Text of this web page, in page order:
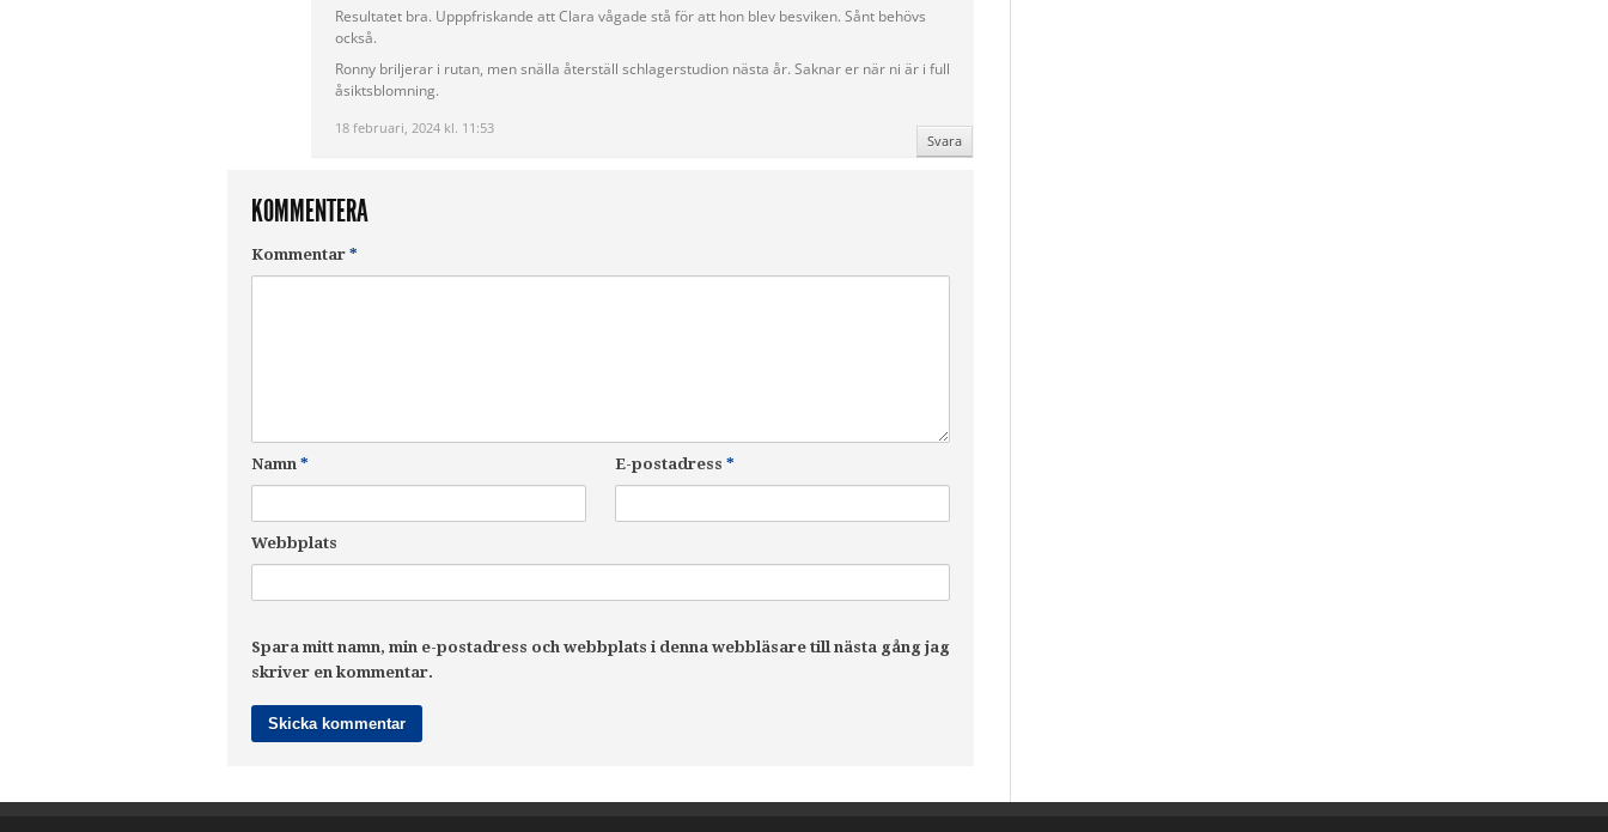
18 februari, 2024 kl. 11:53
Resultatet bra. Upppfriskande att Clara vågade stå för att hon blev besviken. Sånt behövs
också.
Ronny briljerar i rutan, men snälla återställ schlagerstudion nästa år. Saknar er när ni är i full
åsiktsblomning.
Svara
KOMMENTERA
Kommentar *
Namn * E-postadress *
Webbplats
Spara mitt namn, min e-postadress och webbplats i denna webbläsare till nästa gång jag
skriver en kommentar.